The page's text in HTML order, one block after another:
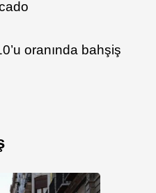
oranında bahşiş